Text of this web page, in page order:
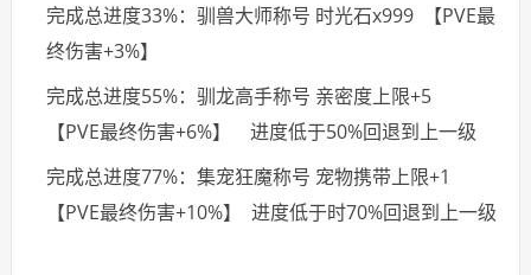
完成总进度33%：驯兽大师称号 时光石x999 【PVE最
终伤害+3%】
完成总进度55%：驯龙高手称号 亲密度上限+5
【PVE最终伤害+6%】 进度低于50%回退到上一级
完成总进度77%：集宠狂魔称号 宠物携带上限+1
【PVE最终伤害+10%】 进度低于时70%回退到上一级